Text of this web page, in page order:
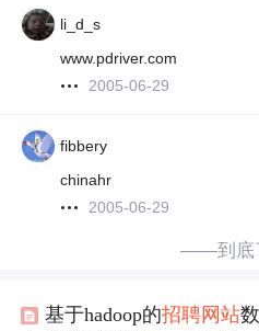
li_d_s
www.pdriver.com
2005-06-29
fibbery
chinahr
2005-06-29
——到
基于hadoop的招聘网站数